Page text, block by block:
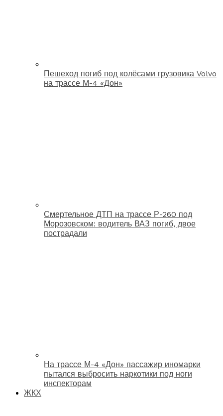
Пешеход погиб под колёсами грузовика Volvo
на трассе М-4 «Дон»
Смертельное ДТП на трассе Р-260 под
Морозовском: водитель ВАЗ погиб, двое
пострадали
На трассе М-4 «Дон» пассажир иномарки
пытался выбросить наркотики под ноги
инспекторам
ЖКХ